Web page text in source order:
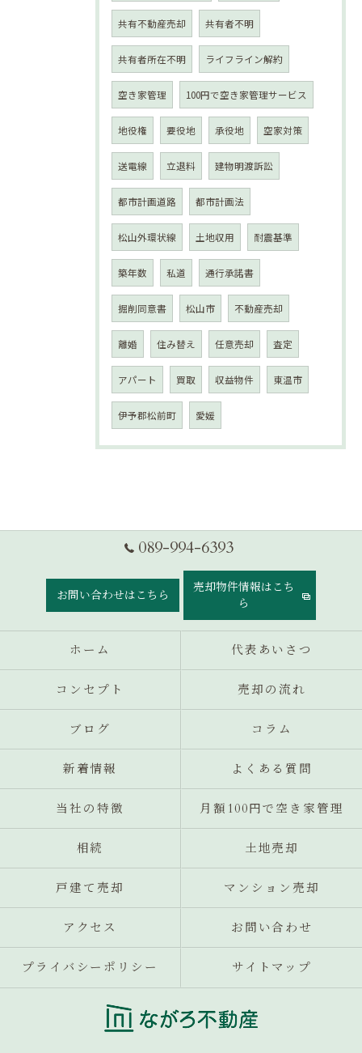
共有不動産売却 共有者不明
共有者所在不明 ライフライン解約
空き家管理 100円で空き家管理サービス
地役権 要役地 承役地 空家対策
送電線 立退料 建物明渡訴訟
都市計画道路 都市計画法
松山外環状線 土地収用 耐震基準
築年数 私道 通行承諾書
掘削同意書 松山市 不動産売却
離婚 住み替え 任意売却 査定
アパート 買取 収益物件 東温市
伊予郡松前町 愛媛
089-994-6393
お問い合わせはこちら
売却物件情報はこち
ら
ホーム 代表あいさつ
コンセプト 売却の流れ
ブログ コラム
新着情報 よくある質問
当社の特徴 月額100円で空き家管理
相続 土地売却
戸建て売却 マンション売却
アクセス お問い合わせ
プライバシーポリシー サイトマップ